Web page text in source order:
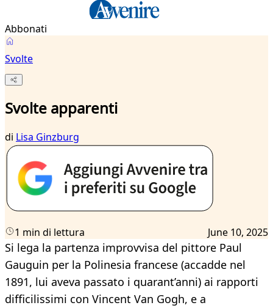
Abbonati
Svolte
Svolte apparenti
di Lisa Ginzburg
1 min di lettura June 10, 2025
Si lega la partenza improvvisa del pittore Paul
Gauguin per la Polinesia francese (accadde nel
1891, lui aveva passato i quarant’anni) ai rapporti
difficilissimi con Vincent Van Gogh, e a